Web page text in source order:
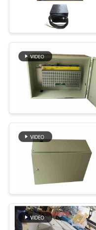
NOUVELLES
DEMANDEZ
UN DEVIS
PLAN
DU
SITE
PRIVACY
POLICY
Corde
jacquard
métier
label